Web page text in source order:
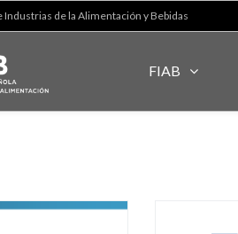
Industrias de la Alimentación y Bebidas
FIAB